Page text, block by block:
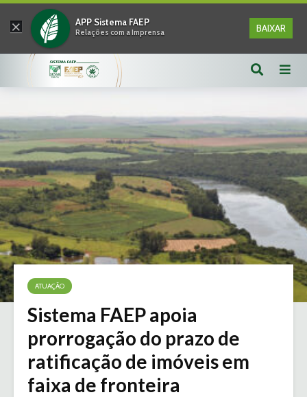
× APP Sistema FAEP
Relações com a Imprensa BAIXAR
ATUAÇÃO
Sistema FAEP apoia
prorrogação do prazo de
ratificação de imóveis em
faixa de fronteira